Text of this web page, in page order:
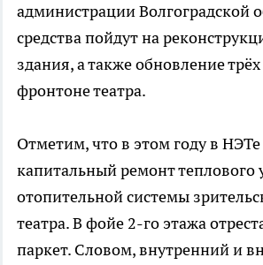
администрации Волгоградской
средства пойдут на
здания, а также обновление
фронтоне театра.
Отметим, что в этом году в
капитальный ремонт теплового
отопительной системы
театра. В фойе 2-го этажа
паркет. Словом, внутренний и